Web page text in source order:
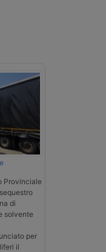
Provinciale
di
solvente
per
il